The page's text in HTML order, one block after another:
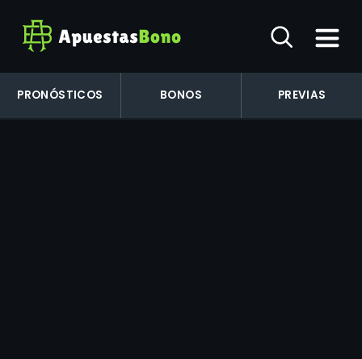
PRONÓSTICOS BONOS PREVIAS